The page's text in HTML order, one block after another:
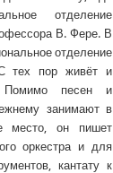
отделение
В. Фере. В
отделение
тех пор живёт и
Помимо песен и
занимают в
место, он пишет
оркестра и для
кантату к